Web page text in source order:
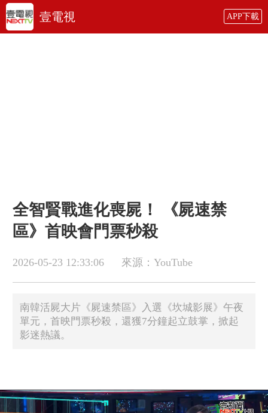
壹電視 APP下載
全智賢戰進化喪屍！ 《屍速禁
區》首映會門票秒殺
2026-05-23 12:33:06 來源：YouTube
南韓活屍大片《屍速禁區》入選《坎城影展》午夜
單元，首映門票秒殺，還獲7分鐘起立鼓掌，掀起
影迷熱議。